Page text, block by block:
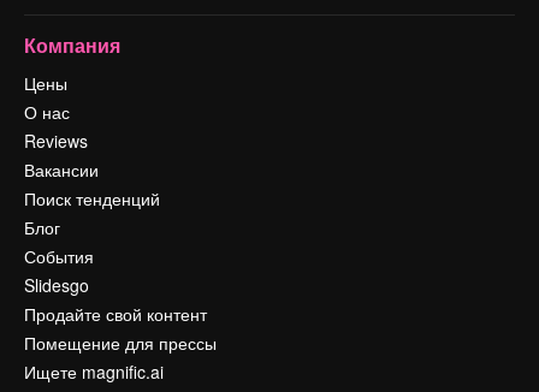
Компания
Цены
О нас
Reviews
Вакансии
Поиск тенденций
Блог
События
Slidesgo
Продайте свой контент
Помещение для прессы
Ищете magnific.ai